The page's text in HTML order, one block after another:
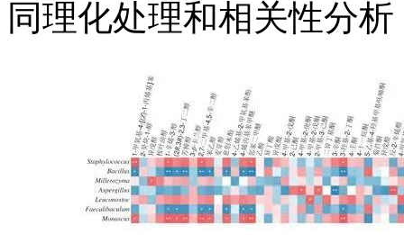
同理化处理和相关性分